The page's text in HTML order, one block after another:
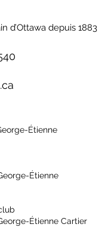
d’Ottawa depuis 1883
Étienne
Étienne
Étienne Cartier